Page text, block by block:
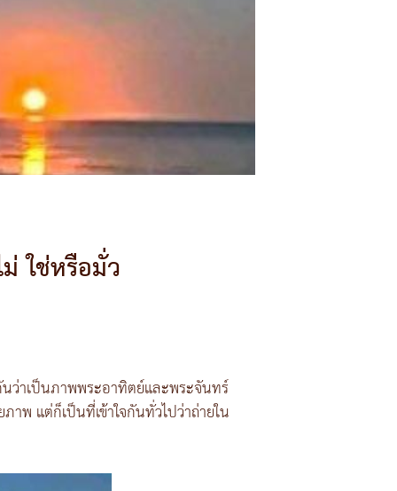
ใช่หรือมั่ว
ว่าเป็นภาพพระอาทิตย์และพระจันทร์
าพ แต่ก็เป็นที่เข้าใจกันทั่วไปว่าถ่ายใน